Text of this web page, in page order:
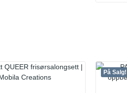
På Salg!